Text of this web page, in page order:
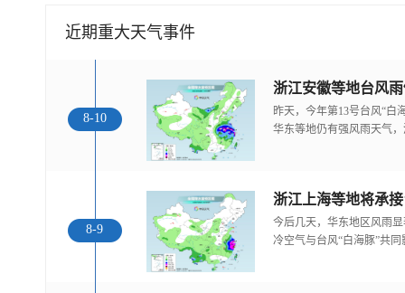
近期重大天气事件
8-10
浙江安徽等地台风
昨天，今年第13号台风“白
华东等地仍有强风雨天气
8-9
浙江上海等地将承
今后几天，华东地区风雨
冷空气与台风“白海豚”共